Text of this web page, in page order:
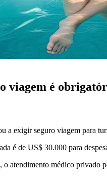
viagem é
a exigir seguro viagem para
é de US$ 30.000 para
atendimento médico privado